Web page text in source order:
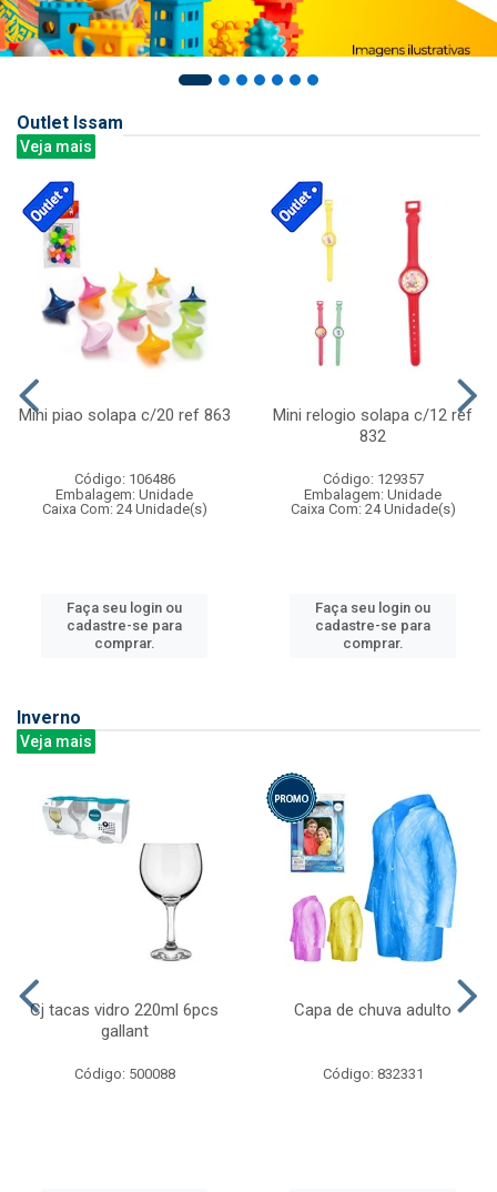
Outlet Issam
Veja mais
Mini piao solapa c/20 ref 863
Código: 106486
Embalagem: Unidade
Caixa Com: 24 Unidade(s)
Faça seu login ou
cadastre-se para
comprar.
Mini relogio solapa c/12 ref
832
Código: 129357
Embalagem: Unidade
Caixa Com: 24 Unidade(s)
Faça seu login ou
cadastre-se para
comprar.
Inverno
Veja mais
Cj tacas vidro 220ml 6pcs
gallant
Código: 500088
Capa de chuva adulto
Código: 832331